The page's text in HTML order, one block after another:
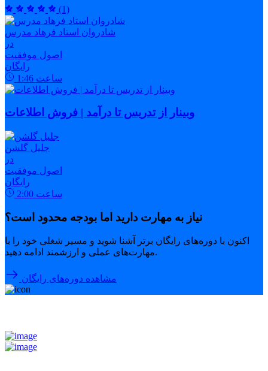
(1)
شادروان استاد فرهاد مدرس
در
اصول موفقیت
رایگان
1:46 ساعت
وبینار از تدریس تا درآمد | فروش اطلاعات
جلیل گلشن
در
اصول موفقیت
رایگان
2:00 ساعت
نیاز به مهارت دارید اما بودجه محدود است؟
اکنون با دوره‌های رایگان برتر آشنا شوید و مسیر شغلی خود را با
مهارت‌های عملی و ارزشمند ادامه دهید.
مشاهده دوره‌های رایگان